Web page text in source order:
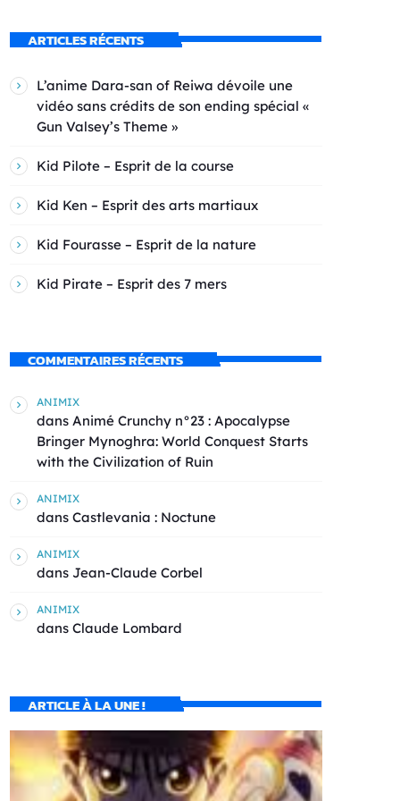
ARTICLES RÉCENTS
L’anime Dara-san of Reiwa dévoile une
vidéo sans crédits de son ending spécial «
Gun Valsey’s Theme »
Kid Pilote – Esprit de la course
Kid Ken – Esprit des arts martiaux
Kid Fourasse – Esprit de la nature
Kid Pirate – Esprit des 7 mers
COMMENTAIRES RÉCENTS
ANIMIX
dans Animé Crunchy n°23 : Apocalypse
Bringer Mynoghra: World Conquest Starts
with the Civilization of Ruin
ANIMIX
dans Castlevania : Noctune
ANIMIX
dans Jean-Claude Corbel
ANIMIX
dans Claude Lombard
ARTICLE À LA UNE !